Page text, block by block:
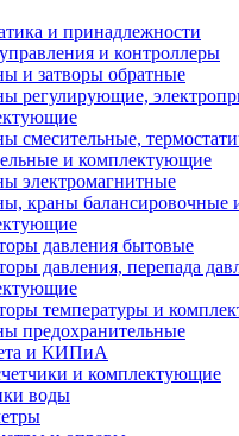
и принадлежности
и контроллеры
и затворы обратные
регулирующие,
смесительные,
и комплектующие
электромагнитные
краны балансировочные
давления бытовые
давления, перепада
температуры и
предохранительные
и КИПиА
и комплектующие
воды